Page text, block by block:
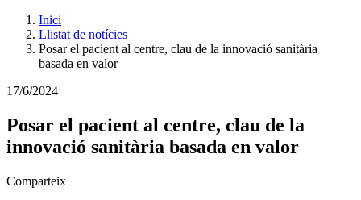
Inici
Llistat de notícies
Posar el pacient al centre, clau de la innovació sanitària
basada en valor
17/6/2024
Posar el pacient al centre, clau de la
innovació sanitària basada en valor
Comparteix